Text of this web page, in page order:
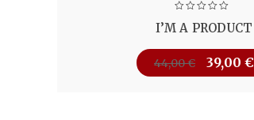
I’M A PRODUCT
44,00€ 39,00 €